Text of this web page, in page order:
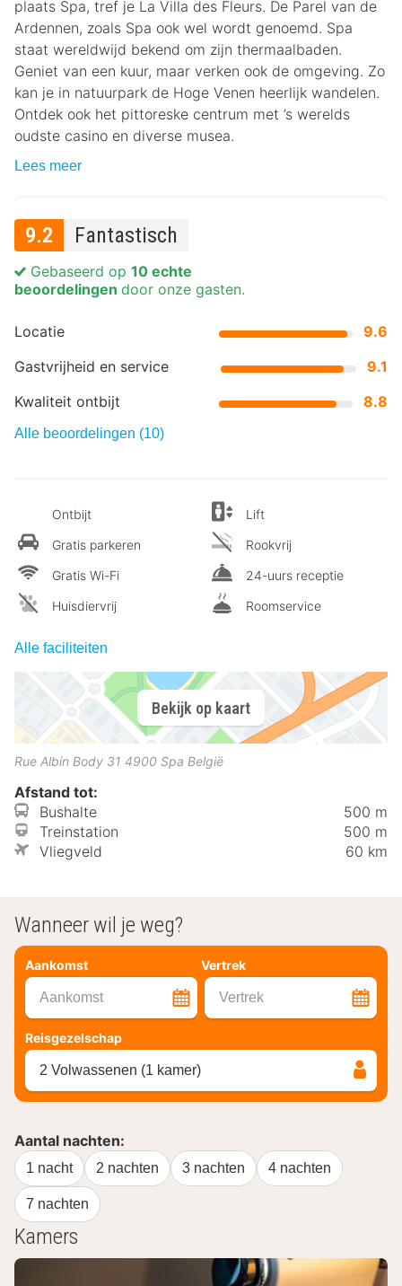
plaats Spa, tref je La Villa des Fleurs. De Parel van de
Ardennen, zoals Spa ook wel wordt genoemd. Spa
staat wereldwijd bekend om zijn thermaalbaden.
Geniet van een kuur, maar verken ook de omgeving. Zo
kan je in natuurpark de Hoge Venen heerlijk wandelen.
Ontdek ook het pittoreske centrum met ’s werelds
oudste casino en diverse musea.
Lees meer
9.2 Fantastisch
Locatie
9.6
Gastvrijheid en service
9.1
Kwaliteit ontbijt
8.8
Gebaseerd op 10 echte
beoordelingen door onze gasten.
Alle beoordelingen (10)
Ontbijt
Gratis parkeren
Gratis Wi-Fi
Huisdiervrij
Lift
Rookvrij
24-uurs receptie
Roomservice
Alle faciliteiten
Bekijk op kaart
Rue Albin Body 31 4900 Spa België
Afstand tot:
Bushalte
500 m
Treinstation
500 m
Vliegveld
60 km
Wanneer wil je weg?
Aankomst Vertrek
Aankomst Vertrek
Reisgezelschap
2 Volwassenen (1 kamer)
Aantal nachten:
1 nacht 2 nachten 3 nachten 4 nachten
7 nachten
Kamers